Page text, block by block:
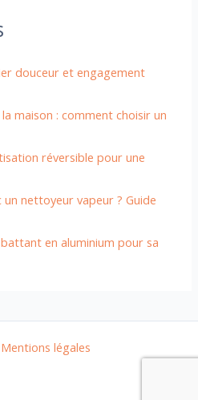
douceur et engagement
maison : comment choisir un
réversible pour une
nettoyeur vapeur ? Guide
en aluminium pour sa
Mentions légales